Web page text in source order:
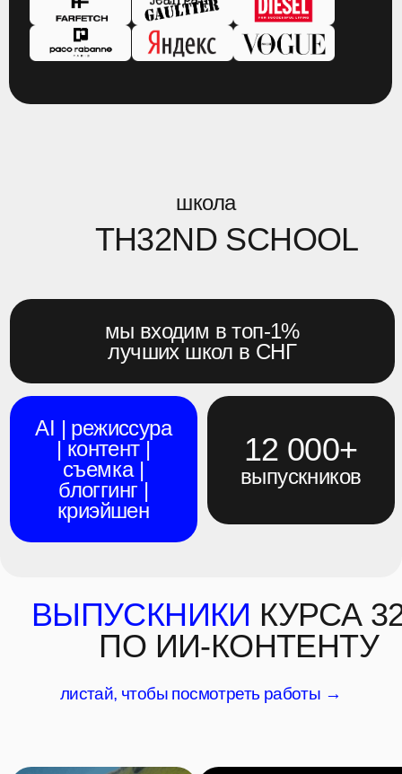
бонус
ВСЁ, ЧТО ВАМ НУЖНО
КУРС-НАВИГАТОР
7 решений для живого контента
+ доступ к библиотеке знаний 32*AI
00
минут
00
секунд
внутрянка реальных проектов
план действий под вашу ситуацию
ясный вижн на рынок и инструменты
смотреть бесплатно